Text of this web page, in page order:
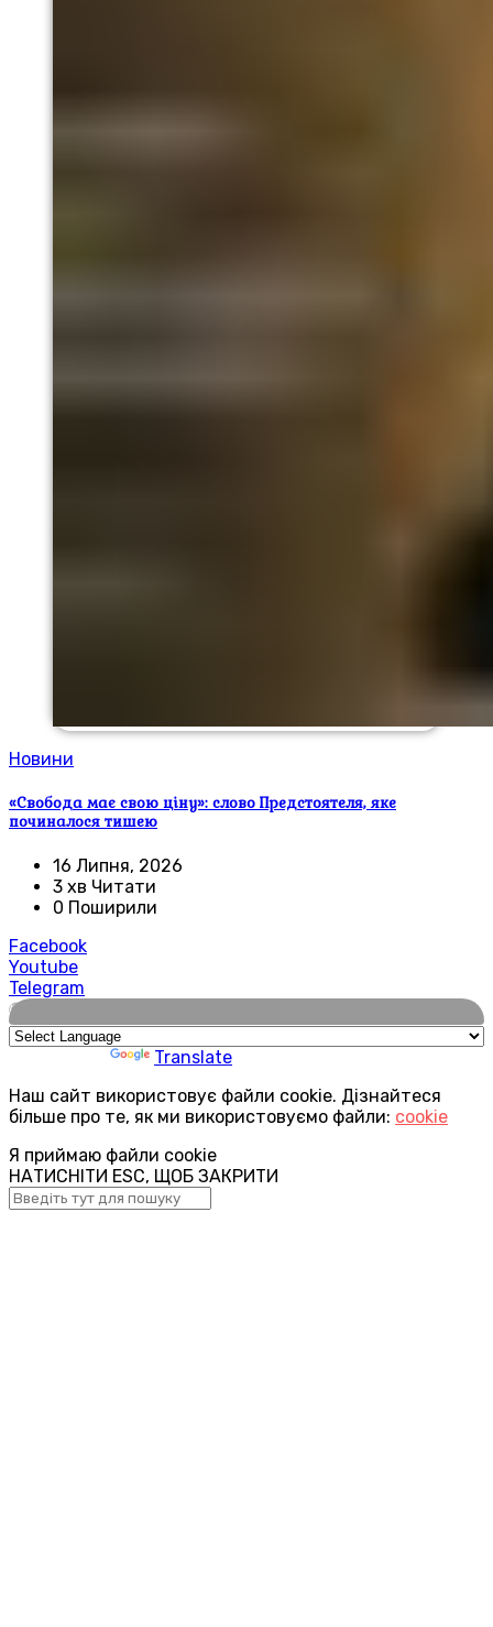
Новини
«Свобода має свою ціну»: слово Предстоятеля, яке
починалося тишею
16 Липня, 2026
3 хв Читати
0 Поширили
Facebook
Youtube
Telegram
🌍
Translate
Наш сайт використовує файли cookie. Дізнайтеся
більше про те, як ми використовуємо файли: cookie
Я приймаю файли cookie
НАТИСНІТИ ESC, ЩОБ ЗАКРИТИ